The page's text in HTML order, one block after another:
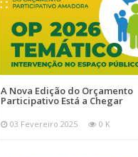
A Nova Edição do Orçamento
Participativo Está a Chegar
03 Fevereiro 2025 0 K